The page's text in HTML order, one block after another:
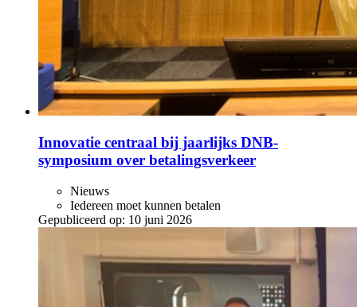
Innovatie centraal bij jaarlijks DNB-
symposium over betalingsverkeer
Nieuws
Iedereen moet kunnen betalen
Gepubliceerd op: 10 juni 2026